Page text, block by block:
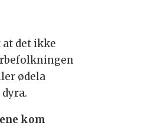
at det ikke
ødela
kom